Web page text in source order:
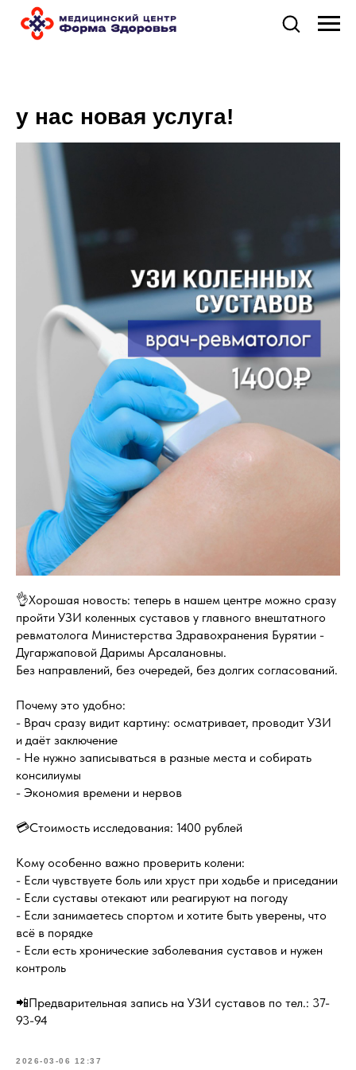
у нас новая услуга!
👌Хорошая новость: теперь в нашем центре можно сразу
пройти УЗИ коленных суставов у главного внештатного
ревматолога Министерства Здравохранения Бурятии -
Дугаржаповой Даримы Арсалановны.
Без направлений, без очередей, без долгих согласований.
Почему это удобно:
- Врач сразу видит картину: осматривает, проводит УЗИ
и даёт заключение
- Не нужно записываться в разные места и собирать
консилиумы
- Экономия времени и нервов
💳Стоимость исследования: 1400 рублей
Кому особенно важно проверить колени:
- Если чувствуете боль или хруст при ходьбе и приседании
- Если суставы отекают или реагируют на погоду
- Если занимаетесь спортом и хотите быть уверены, что
всё в порядке
- Если есть хронические заболевания суставов и нужен
контроль
📲Предварительная запись на УЗИ суставов по тел.: 37-
93-94
2026-03-06 12:37